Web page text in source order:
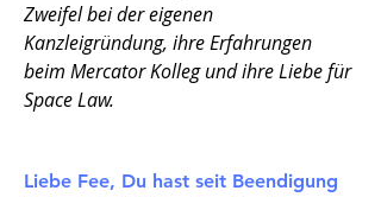
Zweifel bei der eigenen
Kanzleigründung, ihre Erfahrungen
beim Mercator Kolleg und ihre Liebe für
Space Law.
Liebe Fee, Du hast seit Beendigung